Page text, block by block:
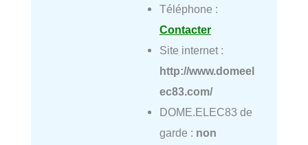
Téléphone :
Contacter
Site internet :
http://www.domeel
ec83.com/
DOME.ELEC83 de
garde : non